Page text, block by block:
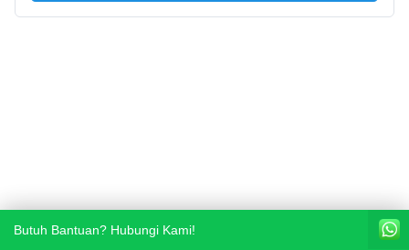
Butuh Bantuan? Hubungi Kami!